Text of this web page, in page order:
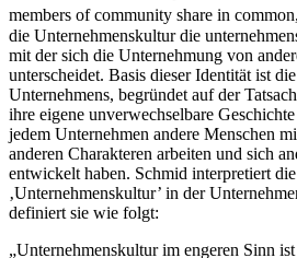
„Culture is the set of important
members of community share in
die Unternehmenskultur die
mit der sich die Unternehmung von
unterscheidet. Basis dieser Identität ist
Unternehmens, begründet auf der
ihre eigene unverwechselbare
jedem Unternehmen andere Menschen
anderen Charakteren arbeiten und sich
entwickelt haben. Schmid interpretiert
‚Unternehmenskultur’ in der